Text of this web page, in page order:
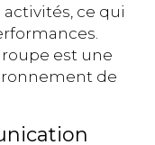
ce qui
est une
de